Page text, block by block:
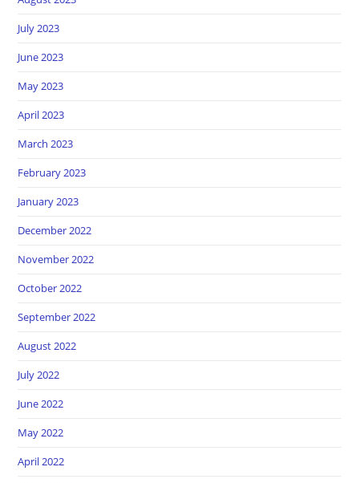
July 2023
June 2023
May 2023
April 2023
March 2023
February 2023
January 2023
December 2022
November 2022
October 2022
September 2022
August 2022
July 2022
June 2022
May 2022
April 2022